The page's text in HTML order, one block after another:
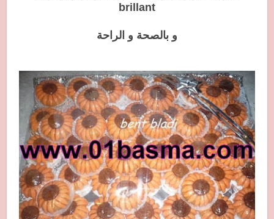
brillant
و بالصحة و الراحة